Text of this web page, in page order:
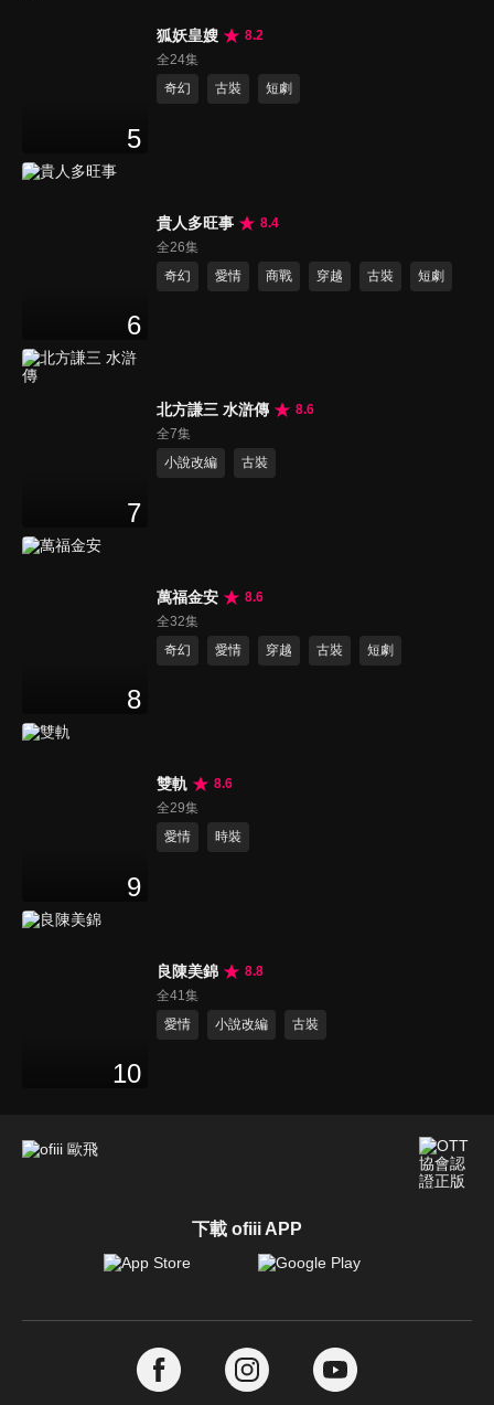
5
狐妖皇嫂
8.2
全24集
奇幻
古裝 短劇
6
貴人多旺事
8.4
全26集
奇幻
愛情 商戰 穿越 古裝 短劇
7
北方謙三 水滸傳
8.6
全7集
小說改編
古裝
8
萬福金安
8.6
全32集
奇幻
愛情 穿越 古裝 短劇
9
雙軌
8.6
全29集
愛情
時裝
10
良陳美錦
8.8
全41集
愛情
小說改編 古裝
下載 ofiii APP